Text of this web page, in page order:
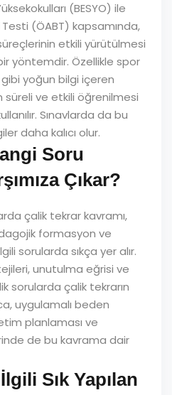
(BESYO) ile
(ÖABT) kapsamında,
etkili yürütülmesi
yöntemdir. Özellikle spor
yoğun bilgi içeren
süreli ve etkili öğrenilmesi
Sınavlarda da bu
daha kalıcı olur.
Soru
Çıkar?
çalik tekrar kavramı,
formasyon ve
sorularda sıkça yer alır.
unutulma eğrisi ve
sorularda çalik tekrarın
uygulamalı beden
planlaması ve
de bu kavrama dair
Sık Yapılan